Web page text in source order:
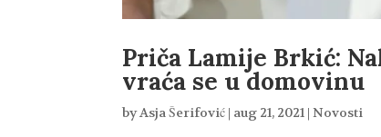
Priča Lamije Brkić:
vraća se u domovinu
byAsja Šerifović | aug 21, 2021 |Novosti